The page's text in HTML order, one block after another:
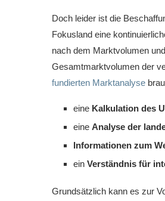
Doch leider ist die
Fokusland eine
nach dem Marktvolumen
Gesamtmarktvolumen der
fundierten Marktanalyse
eine Kalkulation des
eine Analyse der
Informationen zum
ein Verständnis für
Grundsätzlich kann es zur